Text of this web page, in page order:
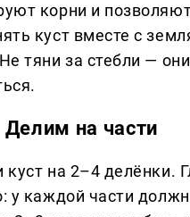
корни и
куст вместе с
тяни за стебли —
на части
куст на 2–4 делёнки.
у каждой части